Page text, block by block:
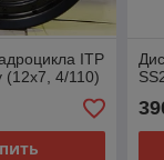
ITP
(12х7, 4/110)